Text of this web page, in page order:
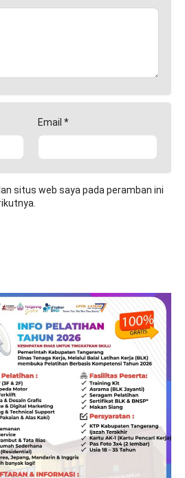
Email *
situs web saya pada peramban ini